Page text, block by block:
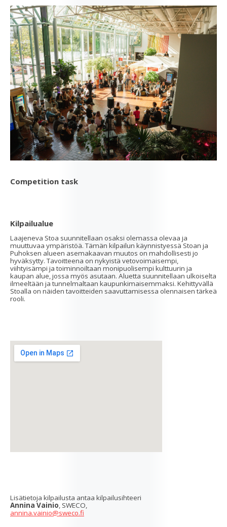
Competition task
Kilpailualue
Laajeneva Stoa suunnitellaan osaksi olemassa olevaa ja
muuttuvaa ympäristöä. Tämän kilpailun käynnistyessä Stoan ja
Puhoksen alueen asemakaavan muutos on mahdollisesti jo
hyväksytty. Tavoitteena on nykyistä vetovoimaisempi,
viihtyisämpi ja toiminnoiltaan monipuolisempi kulttuurin ja
kaupan alue, jossa myös asutaan. Aluetta suunnitellaan ulkoiselta
ilmeeltään ja tunnelmaltaan kaupunkimaisemmaksi. Kehittyvällä
Stoalla on näiden tavoitteiden saavuttamisessa olennaisen tärkeä
rooli.
Lisätietoja kilpailusta antaa kilpailusihteeri
Annina Vainio, SWECO,
annina.vainio@sweco.fi